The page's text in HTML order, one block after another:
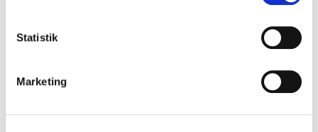
Statistik
Marketing
Disse temaer kommer til at dominere Folkemødet